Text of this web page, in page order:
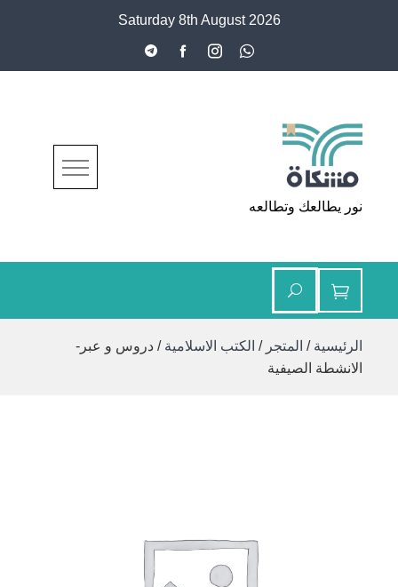
Saturday 8th August 2026
مشكاة
نور يطالعك وتطالعه
الرئيسية / المتجر / الكتب الاسلامية / دروس و عبر-
الانشطة الصيفية